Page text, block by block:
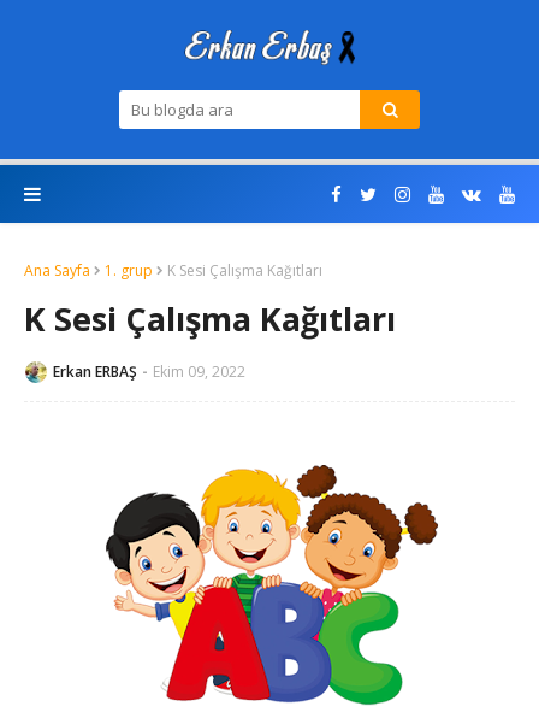
Ana Sayfa 1. grup K Sesi Çalışma Kağıtları
K Sesi Çalışma Kağıtları
Erkan ERBAŞ Ekim 09, 2022